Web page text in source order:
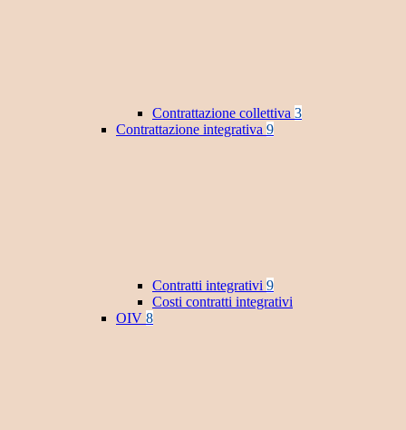
Contrattazione collettiva 3
Contrattazione integrativa 9
Contratti integrativi 9
Costi contratti integrativi
OIV 8